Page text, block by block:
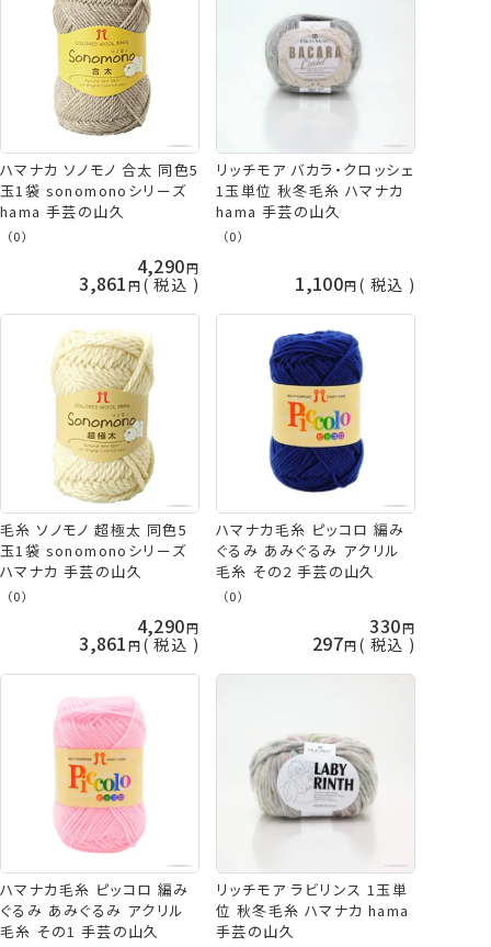
ハマナカ ソノモノ 合太 同色5
玉1袋 sonomonoシリーズ
hama 手芸の山久
（0）
4,290
3,861 税込
リッチモア バカラ・クロッシェ
1玉単位 秋冬毛糸 ハマナカ
hama 手芸の山久
（0）
1,100 税込
毛糸 ソノモノ 超極太 同色5
玉1袋 sonomonoシリーズ
ハマナカ 手芸の山久
（0）
4,290
3,861 税込
ハマナカ毛糸 ピッコロ 編み
ぐるみ あみぐるみ アクリル
毛糸 その2 手芸の山久
（0）
330
297 税込
ハマナカ毛糸 ピッコロ 編み
ぐるみ あみぐるみ アクリル
毛糸 その1 手芸の山久
リッチモア ラビリンス 1玉単
位 秋冬毛糸 ハマナカ hama
手芸の山久